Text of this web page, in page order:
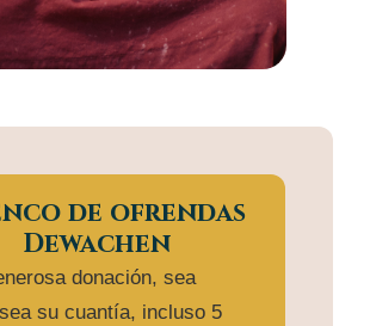
de ofrendas
Dewachen
donación, sea
su cuantía, incluso 5